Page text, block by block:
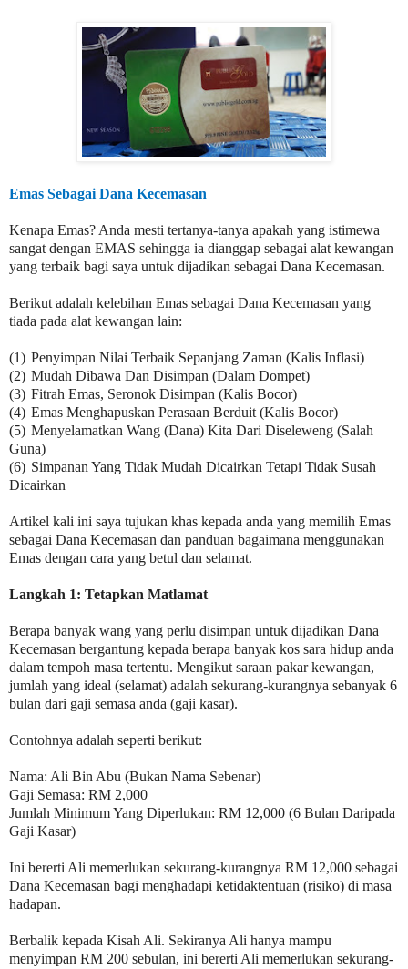
Emas Sebagai Dana Kecemasan
Kenapa Emas? Anda mesti tertanya-tanya apakah yang istimewa
sangat dengan EMAS sehingga ia dianggap sebagai alat kewangan
yang terbaik bagi saya untuk dijadikan sebagai Dana Kecemasan.
Berikut adalah kelebihan Emas sebagai Dana Kecemasan yang
tiada pada alat kewangan lain:
(1) Penyimpan Nilai Terbaik Sepanjang Zaman (Kalis Inflasi)
(2) Mudah Dibawa Dan Disimpan (Dalam Dompet)
(3) Fitrah Emas, Seronok Disimpan (Kalis Bocor)
(4) Emas Menghapuskan Perasaan Berduit (Kalis Bocor)
(5) Menyelamatkan Wang (Dana) Kita Dari Diseleweng (Salah
Guna)
(6) Simpanan Yang Tidak Mudah Dicairkan Tetapi Tidak Susah
Dicairkan
Artikel kali ini saya tujukan khas kepada anda yang memilih Emas
sebagai Dana Kecemasan dan panduan bagaimana menggunakan
Emas dengan cara yang betul dan selamat.
Langkah 1: Tetapkan Matlamat
Berapa banyak wang yang perlu disimpan untuk dijadikan Dana
Kecemasan bergantung kepada berapa banyak kos sara hidup anda
dalam tempoh masa tertentu. Mengikut saraan pakar kewangan,
jumlah yang ideal (selamat) adalah sekurang-kurangnya sebanyak 6
bulan dari gaji semasa anda (gaji kasar).
Contohnya adalah seperti berikut:
Nama: Ali Bin Abu (Bukan Nama Sebenar)
Gaji Semasa: RM 2,000
Jumlah Minimum Yang Diperlukan: RM 12,000 (6 Bulan Daripada
Gaji Kasar)
Ini bererti Ali memerlukan sekurang-kurangnya RM 12,000 sebagai
Dana Kecemasan bagi menghadapi ketidaktentuan (risiko) di masa
hadapan.
Berbalik kepada Kisah Ali. Sekiranya Ali hanya mampu
menyimpan RM 200 sebulan, ini bererti Ali memerlukan sekurang-